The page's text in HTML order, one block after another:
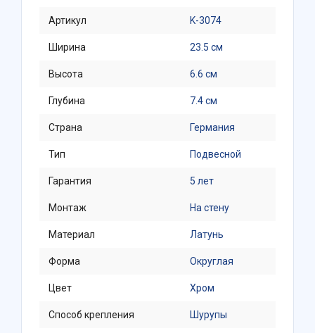
Артикул K-3074
Ширина 23.5 см
Высота 6.6 см
Глубина 7.4 см
Страна Германия
Тип Подвесной
Гарантия 5 лет
Монтаж На стену
Материал Латунь
Форма Округлая
Цвет Хром
Способ крепления Шурупы